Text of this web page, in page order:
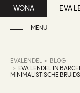
WONA EVA
MENU
EVALENDEL
BLOG
EVA LENDEL IN
MINIMALISTISCHE